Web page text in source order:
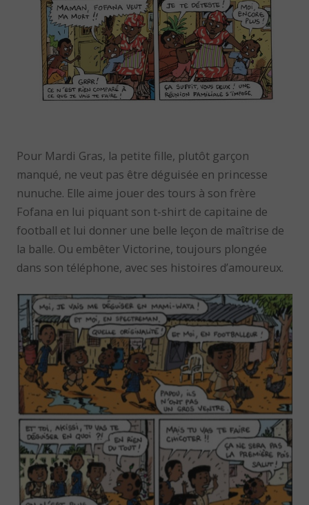
Pour Mardi Gras, la petite fille, plutôt garçon
manqué, ne veut pas être déguisée en princesse
nunuche. Elle aime jouer des tours à son frère
Fofana en lui piquant son t-shirt de capitaine de
football et lui donner une belle leçon de maîtrise de
la balle. Ou embêter Victorine, toujours plongée
dans son téléphone, avec ses histoires d’amoureux.